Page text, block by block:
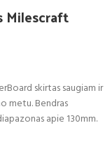
Milescraft
skirtas saugiam ir
metu. Bendras
apie 130mm.